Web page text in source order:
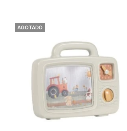
AGOTADO